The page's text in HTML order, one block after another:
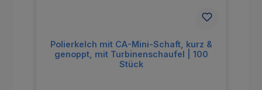
Polierkelch mit CA-Mini-Schaft, kurz &
genoppt, mit Turbinenschaufel | 100
Stück